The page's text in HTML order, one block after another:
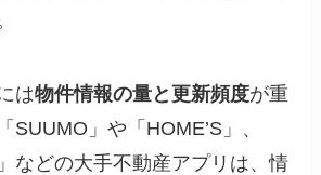
は物件情報の量と更新頻度が重
SUUMO」や「HOME’S」、
などの大手不動産アプリは、情